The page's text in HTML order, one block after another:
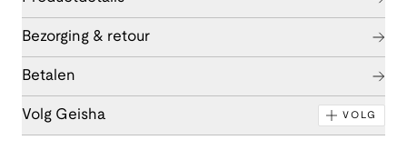
Bezorging & retour
Betalen
Volg Geisha VOLG